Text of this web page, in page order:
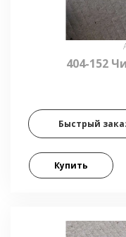
404-152
Быстрый
Купить